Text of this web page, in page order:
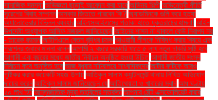
সামাজিক সমস্যা অভিজ্ঞতা ছাড়াই আবেদন করা যাবে অভিনয় শিল্পী অভিনেত্রী কীর্তি
সুরেশের বিবাহ সম্পন্ন অস্কার জিততে পারবেন কি? অ্যাডমিনকে গুলি করে হত্যা
অ্যালোভেরার বিভিন্ন ব্যবহার আইএসআইএসের পতাকা হাতে যুক্তরাষ্ট্রে হামলা! আইন
উপদেষ্টা অধ্যাপক আসিফ নজরুল জানিয়েছেন আইনের শাসন না থাকলে কেউ নিরাপদ নয়
- তারেক রহমান আইপিএলে বেতন বৃদ্ধির চমক আওয়ামী লীগকে নিষিদ্ধ করার বিষয়ে এক
প্রশ্নের জবাবে মান্না বলেন আগামী ২ বছরে সরকারি খাতে ৫ লাখ নতুন চাকরি সৃষ্টি হবে
আগামী এক বছরের মধ্যে জাতীয় নির্বাচন অনুষ্ঠিত হওয়া উচিত আগামী জাতীয় সংসদ
নির্বাচন কবে অনুষ্ঠিত হবে আজ বুধবার সচিবালয়ে সাংবাদিকদের আটার রুটিকে আরও
পুষ্টিকর করার কয়েকটি সহজ উপায় আতিকুল সালাম ক্যান্টনমেন্ট থানায় লিখিত অভিযোগ
দায়ের করেন আতিকুল সালাম জানিয়েছেন যে আতিথেয়তা ও খাবারের স্বাদ আধ ঘণ্টায়
২০ লাখ হিট আন্তর্জাতিক মুদ্রা তহবিলের সতর্কতা আপনার ঠোঁট এক্সফোলিয়েট করার